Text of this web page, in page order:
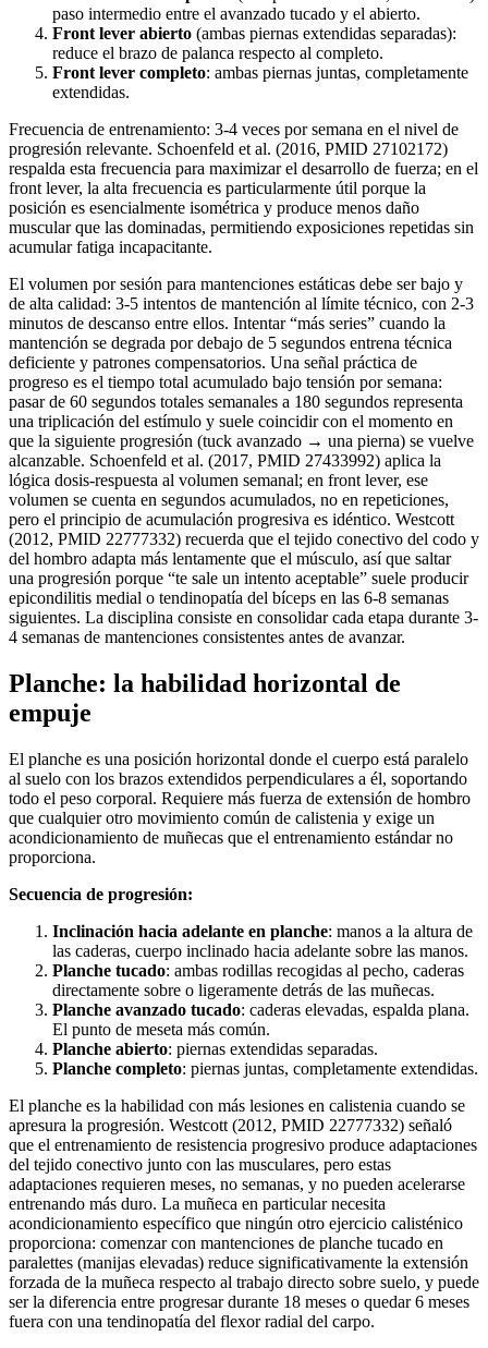
paso intermedio entre el avanzado tucado y el abierto.
Front lever abierto (ambas piernas extendidas separadas):
reduce el brazo de palanca respecto al completo.
Front lever completo: ambas piernas juntas, completamente
extendidas.
Frecuencia de entrenamiento: 3-4 veces por semana en el nivel de
progresión relevante. Schoenfeld et al. (2016, PMID 27102172)
respalda esta frecuencia para maximizar el desarrollo de fuerza; en el
front lever, la alta frecuencia es particularmente útil porque la
posición es esencialmente isométrica y produce menos daño
muscular que las dominadas, permitiendo exposiciones repetidas sin
acumular fatiga incapacitante.
El volumen por sesión para mantenciones estáticas debe ser bajo y
de alta calidad: 3-5 intentos de mantención al límite técnico, con 2-3
minutos de descanso entre ellos. Intentar “más series” cuando la
mantención se degrada por debajo de 5 segundos entrena técnica
deficiente y patrones compensatorios. Una señal práctica de
progreso es el tiempo total acumulado bajo tensión por semana:
pasar de 60 segundos totales semanales a 180 segundos representa
una triplicación del estímulo y suele coincidir con el momento en
que la siguiente progresión (tuck avanzado → una pierna) se vuelve
alcanzable. Schoenfeld et al. (2017, PMID 27433992) aplica la
lógica dosis-respuesta al volumen semanal; en front lever, ese
volumen se cuenta en segundos acumulados, no en repeticiones,
pero el principio de acumulación progresiva es idéntico. Westcott
(2012, PMID 22777332) recuerda que el tejido conectivo del codo y
del hombro adapta más lentamente que el músculo, así que saltar
una progresión porque “te sale un intento aceptable” suele producir
epicondilitis medial o tendinopatía del bíceps en las 6-8 semanas
siguientes. La disciplina consiste en consolidar cada etapa durante 3-
4 semanas de mantenciones consistentes antes de avanzar.
Planche: la habilidad horizontal de
empuje
El planche es una posición horizontal donde el cuerpo está paralelo
al suelo con los brazos extendidos perpendiculares a él, soportando
todo el peso corporal. Requiere más fuerza de extensión de hombro
que cualquier otro movimiento común de calistenia y exige un
acondicionamiento de muñecas que el entrenamiento estándar no
proporciona.
Secuencia de progresión:
Inclinación hacia adelante en planche: manos a la altura de
las caderas, cuerpo inclinado hacia adelante sobre las manos.
Planche tucado: ambas rodillas recogidas al pecho, caderas
directamente sobre o ligeramente detrás de las muñecas.
Planche avanzado tucado: caderas elevadas, espalda plana.
El punto de meseta más común.
Planche abierto: piernas extendidas separadas.
Planche completo: piernas juntas, completamente extendidas.
El planche es la habilidad con más lesiones en calistenia cuando se
apresura la progresión. Westcott (2012, PMID 22777332) señaló
que el entrenamiento de resistencia progresivo produce adaptaciones
del tejido conectivo junto con las musculares, pero estas
adaptaciones requieren meses, no semanas, y no pueden acelerarse
entrenando más duro. La muñeca en particular necesita
acondicionamiento específico que ningún otro ejercicio calisténico
proporciona: comenzar con mantenciones de planche tucado en
paralettes (manijas elevadas) reduce significativamente la extensión
forzada de la muñeca respecto al trabajo directo sobre suelo, y puede
ser la diferencia entre progresar durante 18 meses o quedar 6 meses
fuera con una tendinopatía del flexor radial del carpo.